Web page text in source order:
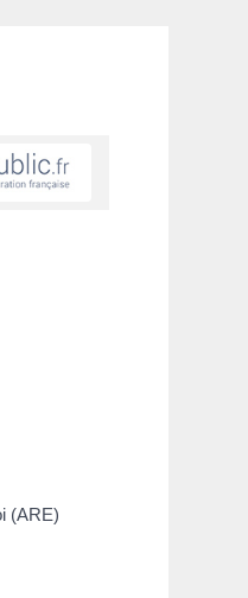
(ARE)